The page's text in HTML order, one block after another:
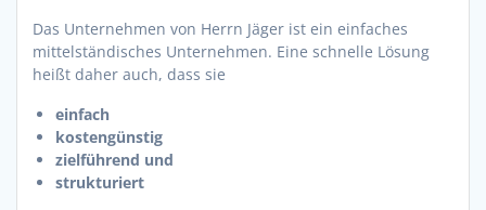
Das Unternehmen von Herrn Jäger ist ein einfaches
mittelständisches Unternehmen. Eine schnelle Lösung
heißt daher auch, dass sie
einfach
kostengünstig
zielführend und
strukturiert